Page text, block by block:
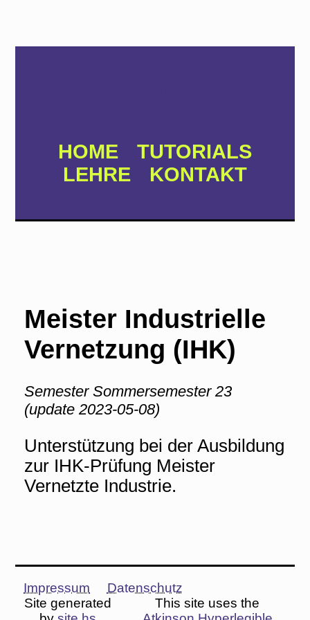
HOME
TUTORIALS
LEHRE
KONTAKT
Meister Industrielle
Vernetzung (IHK)
Semester Sommersemester 23
(update 2023-05-08)
Unterstützung bei der Ausbildung
zur IHK-Prüfung Meister
Vernetzte Industrie.
Impressum
Datenschutz
Site generated
This site uses the